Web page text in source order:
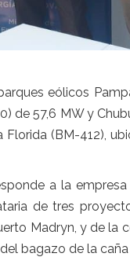
eólicos
de 57,6 MW y
(BM-412),
a la empresa
de tres
Madryn, y de la
bagazo de la caña